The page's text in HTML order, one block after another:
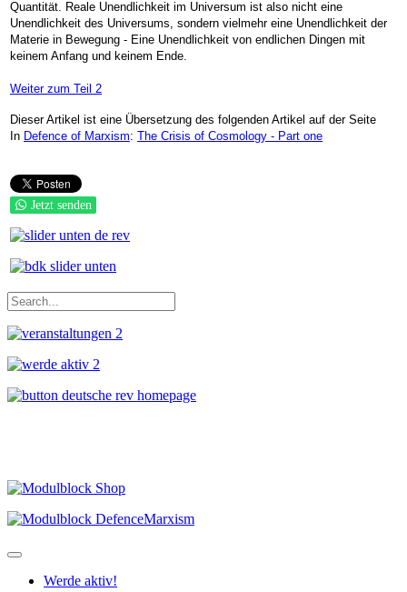
Quantität. Reale Unendlichkeit im Universum ist also nicht eine
Unendlichkeit des Universums, sondern vielmehr eine Unendlichkeit der
Materie in Bewegung - Eine Unendlichkeit von endlichen Dingen mit
keinem Anfang und keinem Ende.
Weiter zum Teil 2
Dieser Artikel ist eine Übersetzung des folgenden Artikel auf der Seite
In Defence of Marxism: The Crisis of Cosmology - Part one
Jetzt senden
Werde aktiv!